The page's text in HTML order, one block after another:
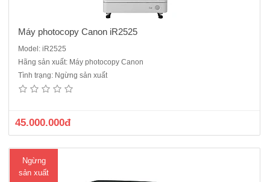
Máy photocopy Canon iR2525
Model: iR2525
Hãng sản xuất: Máy photocopy Canon
Tình trạng: Ngừng sản xuất
45.000.000đ
Ngừng
sản xuất
Máy Photocopy Konica Minolta bizhub 185: kỹ thuật số, Laser trắng
đenChức năng: Copy + In + Scan qua cổng USBTốc độ: 18 bản/phút.
Khổ giấy lớn nhất: A5 - A3Khay giấy vào : 1 khay x 250 tờ, Khay giấy